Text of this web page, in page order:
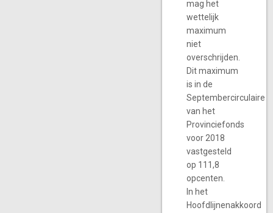
mag het
wettelijk
maximum
niet
overschrijden.
Dit maximum
is in de
Septembercirculaire
van het
Provinciefonds
voor 2018
vastgesteld
op 111,8
opcenten.
In het
Hoofdlijnenakkoord